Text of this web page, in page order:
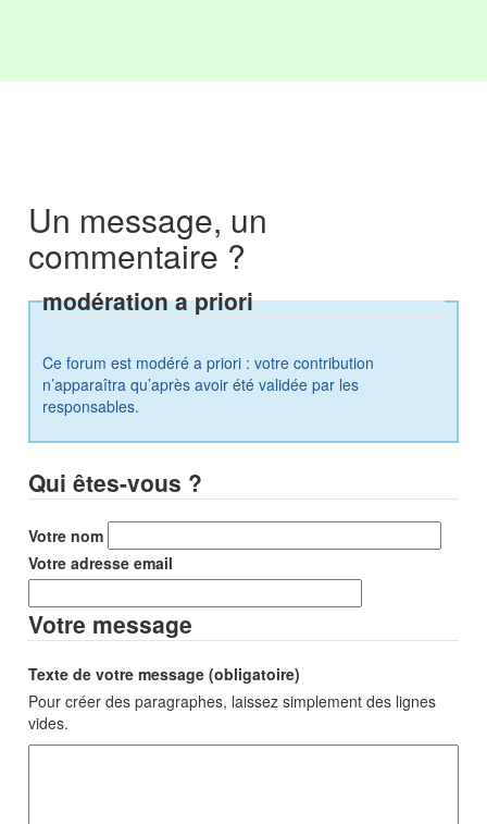
Un message, un
commentaire ?
modération a priori
Ce forum est modéré a priori : votre contribution
n’apparaîtra qu’après avoir été validée par les
responsables.
Qui êtes-vous ?
Votre nom
Votre adresse email
Votre message
Texte de votre message (obligatoire)
Pour créer des paragraphes, laissez simplement des lignes
vides.